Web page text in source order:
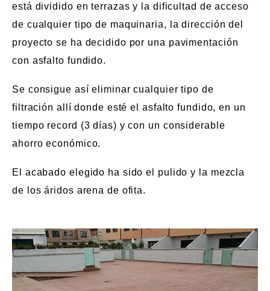
está dividido en terrazas y la dificultad de acceso
de cualquier tipo de maquinaria, la dirección del
proyecto se ha decidido por una pavimentación
con asfalto fundido.
Se consigue así eliminar cualquier tipo de
filtración allí donde esté el asfalto fundido, en un
tiempo record (3 días) y con un considerable
ahorro económico.
El acabado elegido ha sido el pulido y la mezcla
de los áridos arena de ofita.